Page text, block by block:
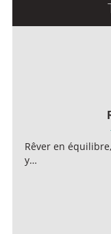
Rêver en
y…